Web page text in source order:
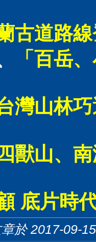
古道路
「百岳
灣山林
四獸山、
底片時
章於 2017-09-